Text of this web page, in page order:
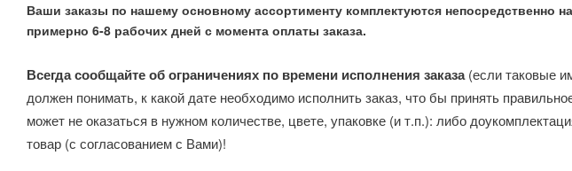
Ваши заказы по нашему основному ассортименту комплектуются непосредственно
примерно 6-8 рабочих дней с момента оплаты заказа.
Всегда сообщайте об ограничениях по времени исполнения заказа(если таковые
должен понимать, к какой дате необходимо исполнить заказ, что бы принять
может не оказаться в нужном количестве, цвете, упаковке (и т.п.): либо
товар (с согласованием с Вами)!